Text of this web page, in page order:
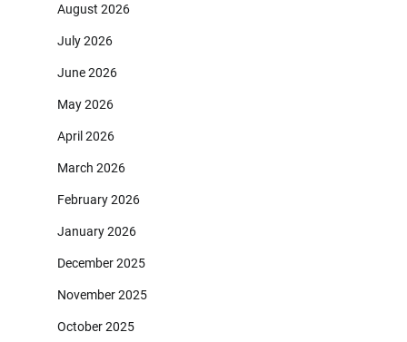
August 2026
July 2026
June 2026
May 2026
April 2026
March 2026
February 2026
January 2026
December 2025
November 2025
October 2025